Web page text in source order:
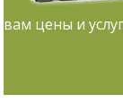
вам цены и